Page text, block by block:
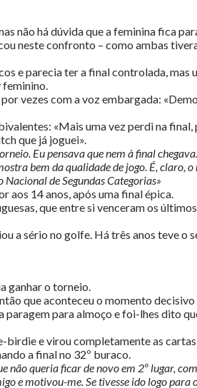
não há dúvida que a feminina fica
neste confronto – como ambas
e parecia ter a final controlada, mas
feminino.
vezes com a voz embargada:
«Mais uma vez perdi na final,
que já joguei».
Eu pensava que nem à final
bem da qualidade de jogo. É, claro,
de Segundas Categorias»
aos 14 anos, após uma final épica.
que entre si venceram os
a sério no golfe. Há três anos teve o
ganhar o torneio.
que aconteceu o momento decisivo
para almoço e foi-lhes dito
e virou completamente as cartas
a final no 32º buraco.
queria ficar de novo em 2º lugar,
e motivou-me. Se tivesse ido logo